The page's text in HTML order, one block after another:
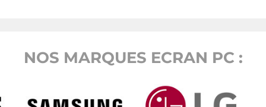
NOS MARQUES ECRAN PC :